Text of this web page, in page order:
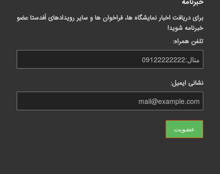
برای دریافت اخبار نمایشگاه ها، فراخوان ها و سایر رویدادهای اَفدستا عضو
خبرنامه شوید!
تلفن همراه:
نشانی ایمیل: